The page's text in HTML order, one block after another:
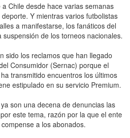
Chile desde hace varias semanas
Y mientras varios futbolistas
a manifestarse, los fanáticos del
de los torneos nacionales.
sido los reclamos que han llegado
Consumidor (Sernac) porque el
transmitido encuentros los últimos
estipulado en su servicio Premium.
son una decena de denuncias las
este tema, razón por la que el ente
a los abonados.